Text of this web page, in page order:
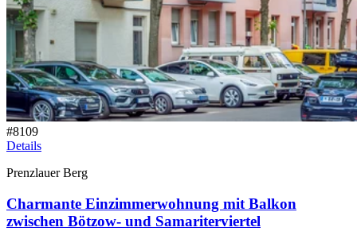
#8109
Details
Prenzlauer Berg
Charmante Einzimmerwohnung mit Balkon
zwischen Bötzow- und Samariterviertel